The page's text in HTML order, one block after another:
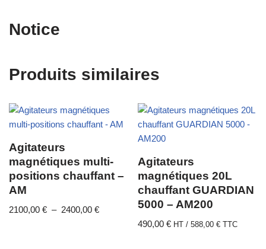
Notice
Produits similaires
Agitateurs
magnétiques multi-
positions chauffant –
AM
2100,00 € – 2400,00 €
Agitateurs
magnétiques 20L
chauffant GUARDIAN
5000 – AM200
490,00€ HT /588,00€ TTC